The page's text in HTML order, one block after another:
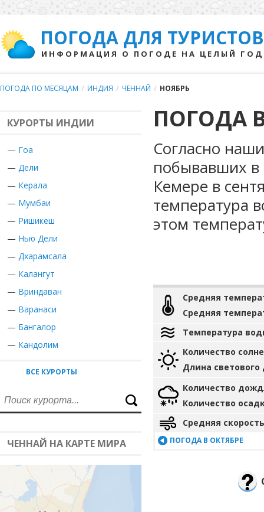
ПОГОДА ДЛЯ ТУРИСТОВ
ИНФОРМАЦИЯ О ПОГОДЕ НА ЦЕЛЫЙ ГОД
ПОГОДА ПО МЕСЯЦАМ / ИНДИЯ / ЧЕННАЙ / НОЯБРЬ
КУРОРТЫ ИНДИИ
— Гоа
— Дели
— Керала
— Мумбаи
— Ришикеш
— Нью Дели
— Дхарамсала
— Калангут
— Вриндаван
— Варанаси
— Бангалор
— Кандолим
ВСЕ КУРОРТЫ
ЧЕННАЙ НА КАРТЕ МИРА
ПОГОДА
Согласно
побывавших в
Кемере в
температура
этом
Средняя
Средняя
Температура
Количество
Длина светового
Количество
Количество
Средняя
ПОГОДА В ОКТЯБРЕ